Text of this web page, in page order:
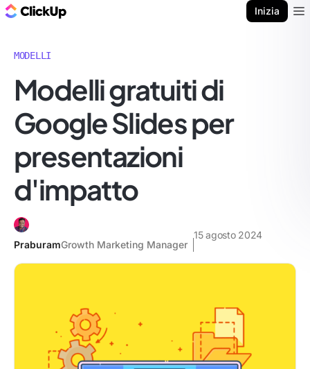
Inizia
MODELLI
Modelli gratuiti di
Google Slides per
presentazioni
d'impatto
PraburamGrowth Marketing Manager
15 agosto 2024